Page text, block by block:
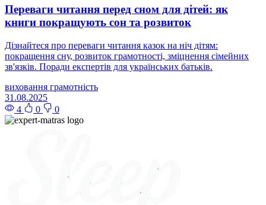
Переваги читання перед сном для дітей: як
книги покращують сон та розвиток
Дізнайтеся про переваги читання казок на ніч дітям:
покращення сну, розвиток грамотності, зміцнення сімейних
зв'язків. Поради експертів для українських батьків.
виховання грамотність
31.08.2025
4
0 0